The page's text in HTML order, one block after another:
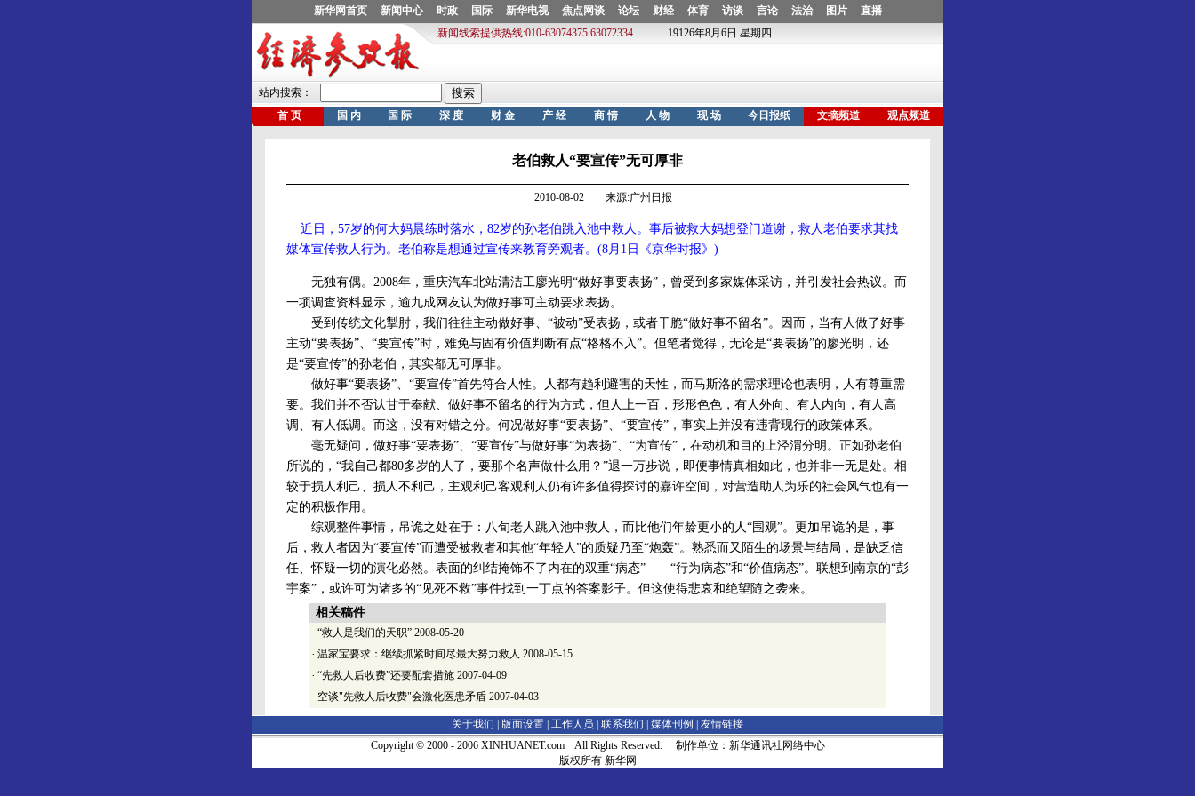
老伯救人“要宣传”无可厚非
2010-08-02 来源:广州日报
近日，57岁的何大妈晨练时落水，82岁的孙老伯跳入池中救人。事后被救大妈想登门道谢，救人老伯要求其找
媒体宣传救人行为。老伯称是想通过宣传来教育旁观者。(8月1日《京华时报》)
无独有偶。2008年，重庆汽车北站清洁工廖光明“做好事要表扬”，曾受到多家媒体采访，并引发社会热议。而
一项调查资料显示，逾九成网友认为做好事可主动要求表扬。
受到传统文化掣肘，我们往往主动做好事、“被动”受表扬，或者干脆“做好事不留名”。因而，当有人做了好事
主动“要表扬”、“要宣传”时，难免与固有价值判断有点“格格不入”。但笔者觉得，无论是“要表扬”的廖光明，还
是“要宣传”的孙老伯，其实都无可厚非。
做好事“要表扬”、“要宣传”首先符合人性。人都有趋利避害的天性，而马斯洛的需求理论也表明，人有尊重需
要。我们并不否认甘于奉献、做好事不留名的行为方式，但人上一百，形形色色，有人外向、有人内向，有人高
调、有人低调。而这，没有对错之分。何况做好事“要表扬”、“要宣传”，事实上并没有违背现行的政策体系。
毫无疑问，做好事“要表扬”、“要宣传”与做好事“为表扬”、“为宣传”，在动机和目的上泾渭分明。正如孙老伯
所说的，“我自己都80多岁的人了，要那个名声做什么用？”退一万步说，即便事情真相如此，也并非一无是处。相
较于损人利己、损人不利己，主观利己客观利人仍有许多值得探讨的嘉许空间，对营造助人为乐的社会风气也有一
定的积极作用。
综观整件事情，吊诡之处在于：八旬老人跳入池中救人，而比他们年龄更小的人“围观”。更加吊诡的是，事
后，救人者因为“要宣传”而遭受被救者和其他“年轻人”的质疑乃至“炮轰”。熟悉而又陌生的场景与结局，是缺乏信
任、怀疑一切的演化必然。表面的纠结掩饰不了内在的双重“病态”——“行为病态”和“价值病态”。联想到南京的“彭
宇案”，或许可为诸多的“见死不救”事件找到一丁点的答案影子。但这使得悲哀和绝望随之袭来。
相关稿件
· “救人是我们的天职” 2008-05-20
· 温家宝要求：继续抓紧时间尽最大努力救人 2008-05-15
· “先救人后收费”还要配套措施 2007-04-09
· 空谈"先救人后收费"会激化医患矛盾 2007-04-03
关于我们 | 版面设置 工作人员 联系我们 媒体刊例
友情链接
Copyright © 2000 - 2006 XINHUANET.com All Rights Reserved. 制作单位：新华通讯社网络中心
版权所有 新华网